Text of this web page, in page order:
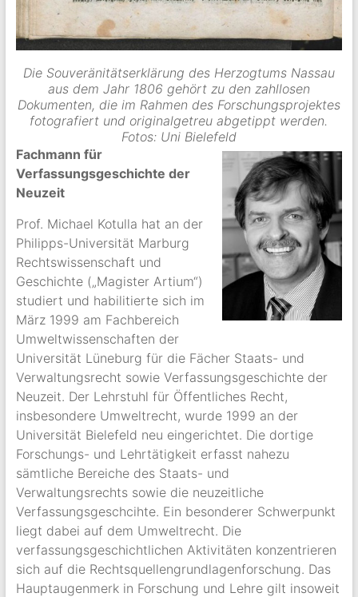
Die Souveränitätserklärung des Herzogtums Nassau
aus dem Jahr 1806 gehört zu den zahllosen
Dokumenten, die im Rahmen des Forschungsprojektes
fotografiert und originalgetreu abgetippt werden.
Fotos: Uni Bielefeld
Fachmann für
Verfassungsgeschichte der
Neuzeit
Prof. Michael Kotulla hat an der
Philipps-Universität Marburg
Rechtswissenschaft und
Geschichte („Magister Artium“)
studiert und habilitierte sich im
März 1999 am Fachbereich
Umweltwissenschaften der
Universität Lüneburg für die Fächer Staats- und
Verwaltungsrecht sowie Verfassungsgeschichte der
Neuzeit. Der Lehrstuhl für Öffentliches Recht,
insbesondere Umweltrecht, wurde 1999 an der
Universität Bielefeld neu eingerichtet. Die dortige
Forschungs- und Lehrtätigkeit erfasst nahezu
sämtliche Bereiche des Staats- und
Verwaltungsrechts sowie die neuzeitliche
Verfassungsgeschcihte. Ein besonderer Schwerpunkt
liegt dabei auf dem Umweltrecht. Die
verfassungsgeschichtlichen Aktivitäten konzentrieren
sich auf die Rechtsquellengrundlagenforschung. Das
Hauptaugenmerk in Forschung und Lehre gilt insoweit